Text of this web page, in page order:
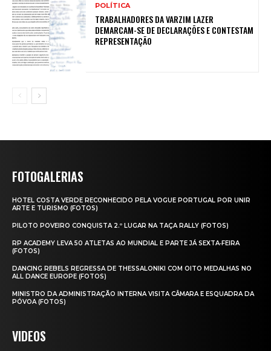
POLÍTICA
TRABALHADORES DA VARZIM LAZER
DEMARCAM-SE DE DECLARAÇÕES E CONTESTAM
REPRESENTAÇÃO
FOTOGALERIAS
HOTEL COSTA VERDE RECONHECIDO PELA VOGUE PORTUGAL POR UNIR
ARTE E TURISMO (FOTOS)
PILOTO POVEIRO CONQUISTA 2.º LUGAR NA TAÇA RALLY (FOTOS)
RP ACADEMY LEVA 50 ATLETAS AO MUNDIAL E PARTE JÁ SEXTA‑FEIRA
(FOTOS)
DANCING REBELS REGRESSA DE THESSALONIKI COM OITO MEDALHAS NO
ALL DANCE EUROPE (FOTOS)
MINISTRO DA ADMINISTRAÇÃO INTERNA VISITA CÂMARA E ESQUADRA DA
PÓVOA (FOTOS)
VIDEOS